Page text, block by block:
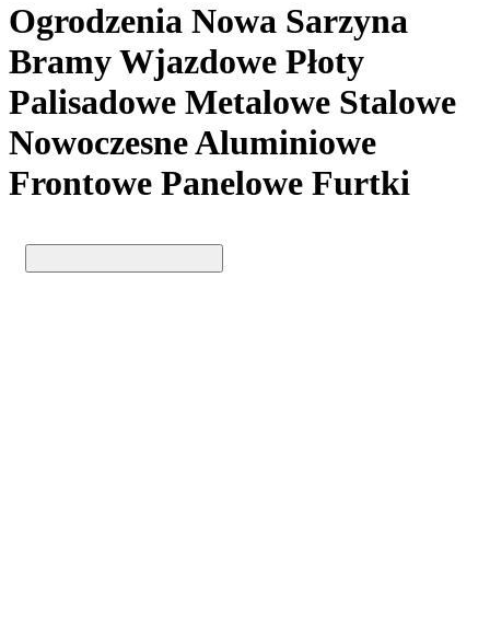
Ogrodzenia Nowa Sarzyna
Bramy Wjazdowe Płoty
Palisadowe Metalowe Stalowe
Nowoczesne Aluminiowe
Frontowe Panelowe Furtki